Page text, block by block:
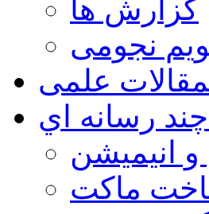
گزارش ها
نجومی
مقالات علمی
چند رسانه اي
و انیمیشن
ماکت